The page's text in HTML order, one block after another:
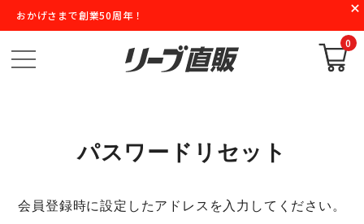
おかげさまで創業50周年！
0
パスワードリセット
会員登録時に設定したアドレスを入力してください。